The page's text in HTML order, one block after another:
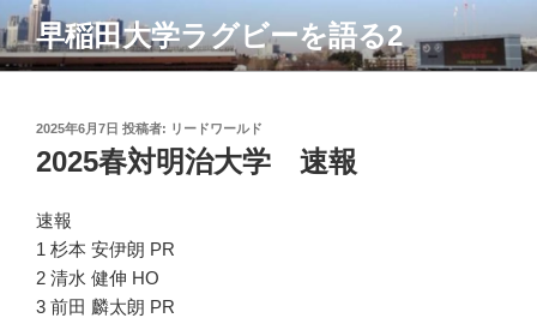
コ
ン
テ
早稲田大学ラグビーを語る2
投
稿
日:
2025年6月7日 投稿者: リードワールド
2025春対明治大学 速報
速報
1 杉本 安伊朗 PR
2 清水 健伸 HO
3 前田 麟太朗 PR